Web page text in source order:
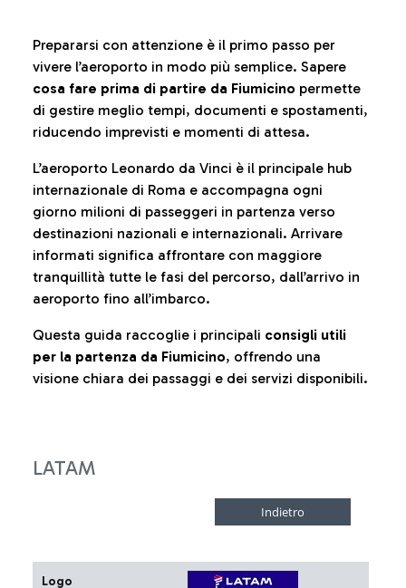
Prepararsi con attenzione è il primo passo per
vivere l’aeroporto in modo più semplice. Sapere
cosa fare prima di partire da Fiumicino permette
di gestire meglio tempi, documenti e spostamenti,
riducendo imprevisti e momenti di attesa.
L’aeroporto Leonardo da Vinci è il principale hub
internazionale di Roma e accompagna ogni
giorno milioni di passeggeri in partenza verso
destinazioni nazionali e internazionali. Arrivare
informati significa affrontare con maggiore
tranquillità tutte le fasi del percorso, dall’arrivo in
aeroporto fino all’imbarco.
Questa guida raccoglie i principali consigli utili
per la partenza da Fiumicino, offrendo una
visione chiara dei passaggi e dei servizi disponibili.
LATAM
Logo